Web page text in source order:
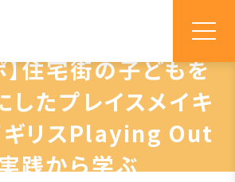
】住宅街の子どもを
したプレイスメイキ
リスPlaying Out
践から学ぶ